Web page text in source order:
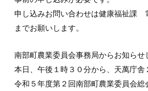
申し込みお問い合わせは健康福祉課
までお願いします。
南部町農業委員会事務局からお知らせ
本日、午後１時３０分から、天萬庁
令和５年度第２回南部町農業委員会総